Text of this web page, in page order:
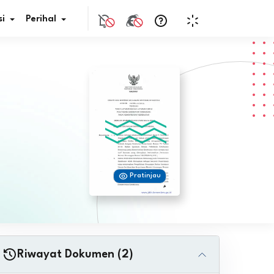
JDIH
Perihal
Pratinjau
Riwayat Dokumen (2)